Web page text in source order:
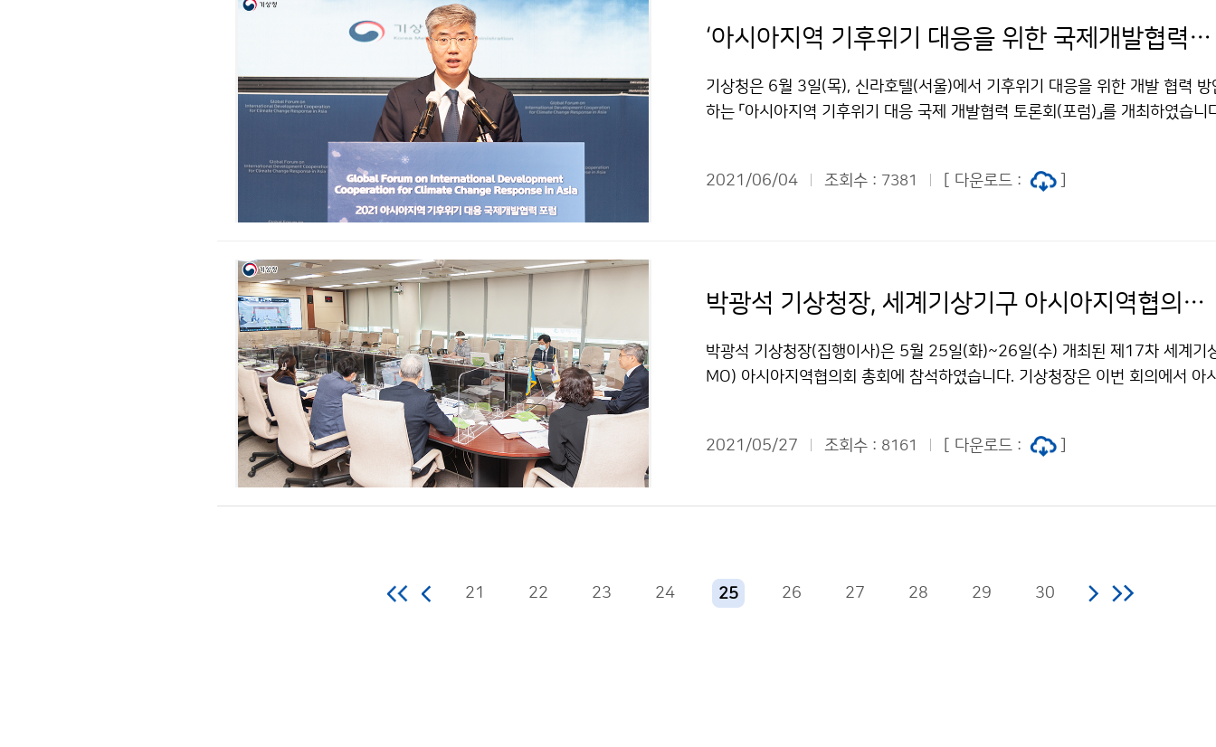
‘아시아지역 기후위기 대응을 위한 국제개발협력 토론회’ 개최
기상청은 6월 3일(목), 신라호텔(서울)에서 기후위기 대응을 위한 개발 협력 방
하는 「아시아지역 기후위기 대응 국제 개발협력 토론회(포럼)」를 개최하였습니
였습니다.
2021/06/04 조회수 : 7381 [ 다운로드 :
박광석 기상청장, 세계기상기구 아시아지역협의회 총회 참석
박광석 기상청장(집행이사)은 5월 25일(화)~26일(수) 개최된 제17차 세계기
MO) 아시아지역협의회 총회에 참석하였습니다. 기상청장은 이번 회의에서 아
2021/05/27
조회수 : 8161 [ 다운로드 :
21 22 23 24 25 26 27 28 29 30